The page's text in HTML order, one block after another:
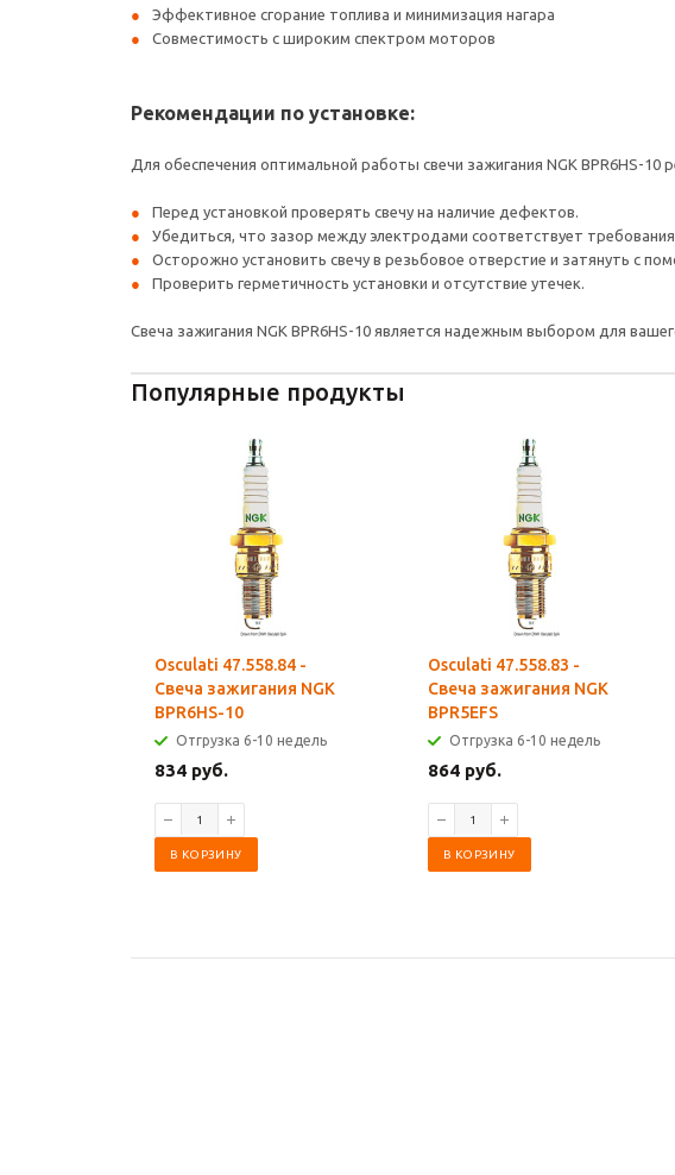
Эффективное сгорание топлива и минимизация нагара
Совместимость с широким спектром моторов
Рекомендации по установке:
Для обеспечения оптимальной работы свечи зажигания NGK BPR6HS-10
Перед установкой проверять свечу на наличие дефектов.
Убедиться, что зазор между электродами соответствует
Осторожно установить свечу в резьбовое отверстие и затянуть с
Проверить герметичность установки и отсутствие утечек.
Свеча зажигания NGK BPR6HS-10 является надежным выбором для
Популярные продукты
Osculati 47.558.84 -
Свеча зажигания NGK
BPR6HS-10
Отгрузка 6-10 недель
834 руб.
В КОРЗИНУ
Osculati 47.558.83 -
Свеча зажигания NGK
BPR5EFS
Отгрузка 6-10 недель
864 руб.
В КОРЗИНУ